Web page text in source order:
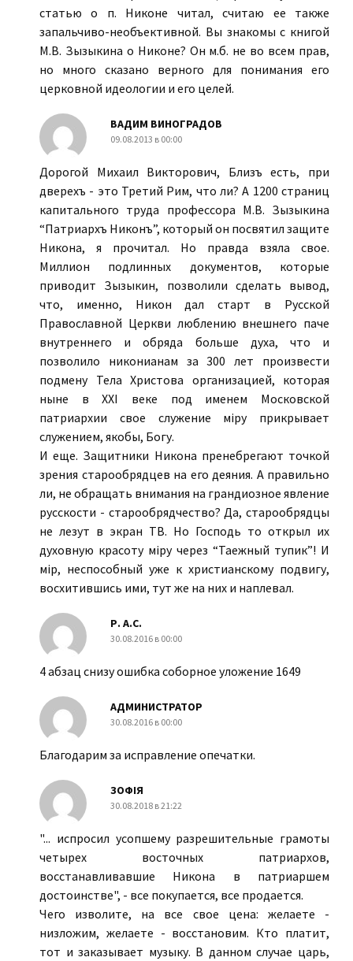
статью о п. Никоне читал, считаю ее также
запальчиво-необъективной. Вы знакомы с книгой
М.В. Зызыкина о Никоне? Он м.б. не во всем прав,
но много сказано верного для понимания его
церковной идеологии и его целей.
ВАДИМ ВИНОГРАДОВ
09.08.2013 в 00:00
Дорогой Михаил Викторович, Близъ есть, при
дверехъ - это Третий Рим, что ли? А 1200 страниц
капитального труда профессора М.В. Зызыкина
“Патриархъ Никонъ”, который он посвятил защите
Никона, я прочитал. Но правда взяла свое.
Миллион подлинных документов, которые
приводит Зызыкин, позволили сделать вывод,
что, именно, Никон дал старт в Русской
Православной Церкви люблению внешнего паче
внутреннего и обряда больше духа, что и
позволило никонианам за 300 лет произвести
подмену Тела Христова организацией, которая
ныне в ХХI веке под именем Московской
патриархии свое служение мiру прикрывает
служением, якобы, Богу.
И еще. Защитники Никона пренебрегают точкой
зрения старообрядцев на его деяния. А правильно
ли, не обращать внимания на грандиозное явление
русскости - старообрядчество? Да, старообрядцы
не лезут в экран ТВ. Но Господь то открыл их
духовную красоту мiру через “Таежный тупик”! И
мiр, неспособный уже к христианскому подвигу,
восхитившись ими, тут же на них и наплевал.
Р. А.С.
30.08.2016 в 00:00
4 абзац снизу ошибка соборное уложение 1649
АДМИНИСТРАТОР
30.08.2016 в 00:00
Благодарим за исправление опечатки.
ЗОФIЯ
30.08.2018 в 21:22
"... испросил усопшему разрешительные грамоты
четырех восточных патриархов,
восстанавливавшие Никона в патриаршем
достоинстве", - все покупается, все продается.
Чего изволите, на все свое цена: желаете -
низложим, желаете - восстановим. Кто платит,
тот и заказывает музыку. В данном случае царь,